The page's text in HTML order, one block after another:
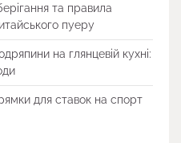
та правила
пуеру
на глянцевій кухні:
для ставок на спорт